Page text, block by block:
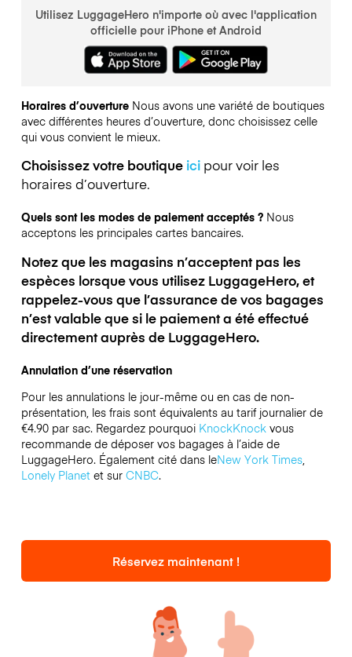
Utilisez LuggageHero n'importe où avec l'application
officielle pour iPhone et Android
Horaires d’ouverture Nous avons une variété de boutiques
avec différentes heures d’ouverture, donc choisissez celle
qui vous convient le mieux.
Choisissez votre boutique icipour voir les
horaires d’ouverture.
Quels sont les modes de paiement acceptés ? Nous
acceptons les principales cartes bancaires.
Notez que les magasins n’acceptent pas les
espèces lorsque vous utilisez LuggageHero, et
rappelez-vous que l’assurance de vos bagages
n’est valable que si le paiement a été effectué
directement auprès de LuggageHero.
Annulation d’une réservation
Pour les annulations le jour-même ou en cas de non-
présentation, les frais sont équivalents au tarif journalier de
€4.90 par sac. Regardez pourquoi KnockKnockvous
recommande de déposer vos bagages à l’aide de
LuggageHero. Également cité dans leNew York Times,
Lonely Planetet sur CNBC.
Réservez maintenant !